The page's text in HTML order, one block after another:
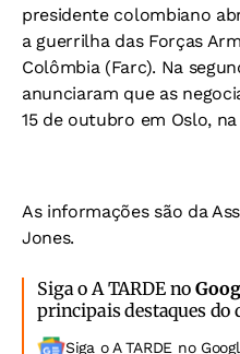
presidente colombiano
a guerrilha das Forças
Colômbia (Farc). Na
anunciaram que as
15 de outubro em Oslo,
As informações são da
Jones.
Siga o A TARDE no
principais destaques do
Siga o A TARDE no